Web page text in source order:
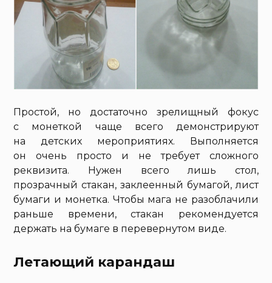
Простой, но достаточно зрелищный фокус
с монеткой чаще всего демонстрируют
на детских мероприятиях. Выполняется
он очень просто и не требует сложного
реквизита. Нужен всего лишь стол,
прозрачный стакан, заклеенный бумагой, лист
бумаги и монетка. Чтобы мага не разоблачили
раньше времени, стакан рекомендуется
держать на бумаге в перевернутом виде.
Летающий карандаш